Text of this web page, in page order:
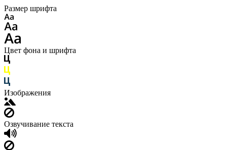
Размер шрифта
Цвет фона и шрифта
Изображения
Озвучивание текста